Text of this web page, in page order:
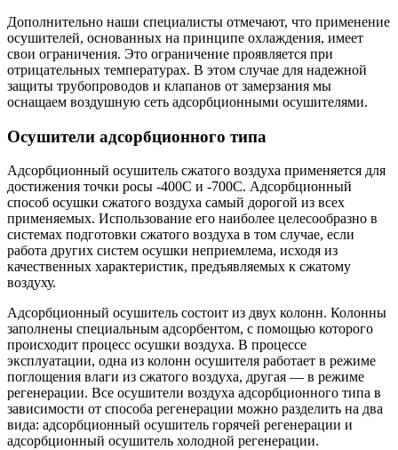
Дополнительно наши специалисты отмечают, что применение
осушителей, основанных на принципе охлаждения, имеет
свои ограничения. Это ограничение проявляется при
отрицательных температурах. В этом случае для надежной
защиты трубопроводов и клапанов от замерзания мы
оснащаем воздушную сеть адсорбционными осушителями.
Осушители адсорбционного типа
Адсорбционный осушитель сжатого воздуха применяется для
достижения точки росы -400С и -700С. Адсорбционный
способ осушки сжатого воздуха самый дорогой из всех
применяемых. Использование его наиболее целесообразно в
системах подготовки сжатого воздуха в том случае, если
работа других систем осушки неприемлема, исходя из
качественных характеристик, предъявляемых к сжатому
воздуху.
Адсорбционный осушитель состоит из двух колонн. Колонны
заполнены специальным адсорбентом, с помощью которого
происходит процесс осушки воздуха. В процессе
эксплуатации, одна из колонн осушителя работает в режиме
поглощения влаги из сжатого воздуха, другая — в режиме
регенерации. Все осушители воздуха адсорбционного типа в
зависимости от способа регенерации можно разделить на два
вида: адсорбционный осушитель горячей регенерации и
адсорбционный осушитель холодной регенерации.